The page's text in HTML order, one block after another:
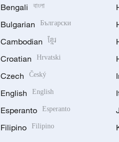
Bengali বাংলা
Bulgarian Български
Cambodian ខ្មែរ
Croatian Hrvatski
Czech Český
English English
Esperanto Esperanto
Filipino Filipino